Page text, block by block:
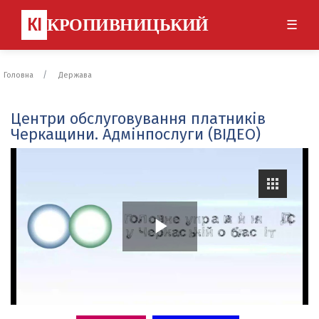
КІ КРОПИВНИЦЬКИЙ ☰
Головна Держава
Центри обслуговування платників
Черкащини. Адмінпослуги (ВІДЕО)
P